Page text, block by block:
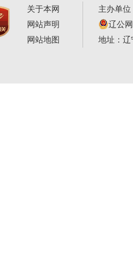
关于本网
网站声明
网站地图
主办单
辽公
地址：辽